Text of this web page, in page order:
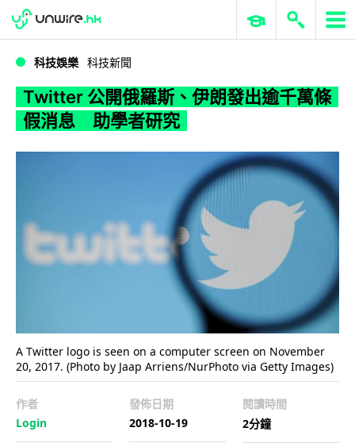
WWDC 2026 ERP 與商業 AI
科技娛樂 科技新聞
Twitter 公開俄羅斯、伊朗發出逾千萬條
假消息 助學者研究
A Twitter logo is seen on a computer screen on November
20, 2017. (Photo by Jaap Arriens/NurPhoto via Getty Images)
作者
Login
發佈日期
2018-10-19
閱讀時間
2分鐘